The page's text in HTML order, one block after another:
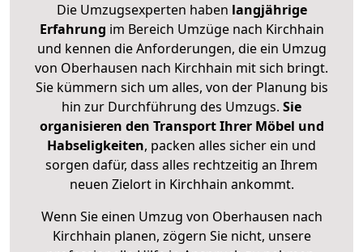
Die Umzugsexperten haben langjährige
Erfahrung im Bereich Umzüge nach Kirchhain
und kennen die Anforderungen, die ein Umzug
von Oberhausen nach Kirchhain mit sich bringt.
Sie kümmern sich um alles, von der Planung bis
hin zur Durchführung des Umzugs. Sie
organisieren den Transport Ihrer Möbel und
Habseligkeiten, packen alles sicher ein und
sorgen dafür, dass alles rechtzeitig an Ihrem
neuen Zielort in Kirchhain ankommt.
Wenn Sie einen Umzug von Oberhausen nach
Kirchhain planen, zögern Sie nicht, unsere